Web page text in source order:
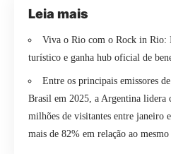
Leia mais
Viva o Rio com o Rock in Rio:
turístico e ganha hub oficial de
Entre os principais emissores
Brasil em 2025, a Argentina lidera
milhões de visitantes entre janeiro
mais de 82% em relação ao